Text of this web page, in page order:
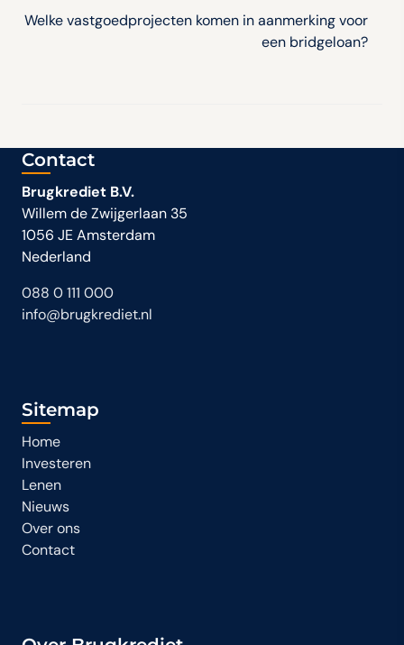
Welke vastgoedprojecten komen in aanmerking voor
een bridgeloan?
Contact
Brugkrediet B.V.
Willem de Zwijgerlaan 35
1056 JE Amsterdam
Nederland
088 0 111 000
info@brugkrediet.nl
Sitemap
Home
Investeren
Lenen
Nieuws
Over ons
Contact